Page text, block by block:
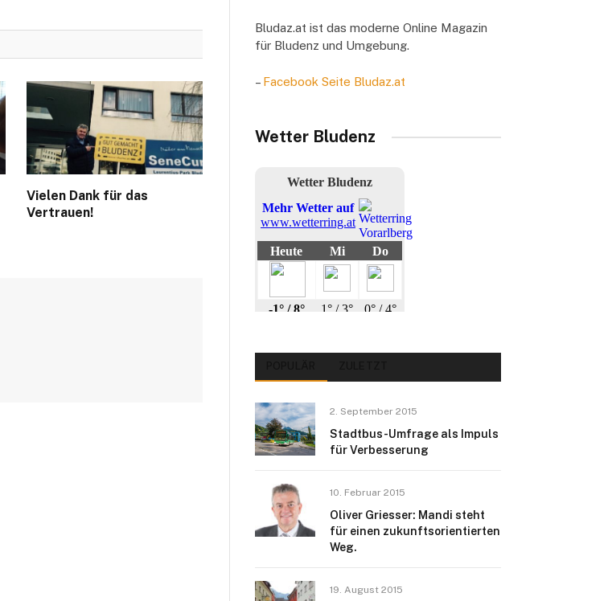
Vielen Dank für das
Vertrauen!
Bludaz.at ist das moderne Online Magazin
für Bludenz und Umgebung.
– Facebook Seite Bludaz.at
Wetter Bludenz
2. September 2015
Stadtbus-Umfrage als Impuls
für Verbesserung
10. Februar 2015
Oliver Griesser: Mandi steht
für einen zukunftsorientierten
Weg.
19. August 2015